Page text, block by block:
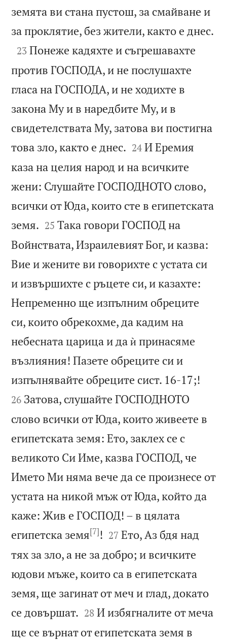
земята ви стана пустош, за смайване и
за проклятие, без жители, както е днес.

23 Понеже кадяхте и съгрешавахте
против ГОСПОДА, и не послушахте
гласа на ГОСПОДА, и не ходихте в
закона Му и в наредбите Му, и в
свидетелствата Му, затова ви постигна
това зло, както е днес. 

24 И Еремия
каза на целия народ и на всичките
жени: Слушайте ГОСПОДНОТО слово,
всички от Юда, които сте в египетската
земя. 

25 Така говори ГОСПОД на
Войнствата, Израилевият Бог, и казва:
Вие и жените ви говорихте с устата си
и извършихте с ръцете си, и казахте:
Непременно ще изпълним обреците
си, които обрекохме, да кадим на
небесната царица и да ѝ принасяме
възлияния! Пазете обреците си и
изпълнявайте обреците сист. 16-17;!
26 Затова, слушайте ГОСПОДНОТО
слово всички от Юда, които живеете в
египетската земя: Ето, заклех се с
великото Си Име, казва ГОСПОД, че
Името Ми няма вече да се произнесе от
устата на никой мъж от Юда, който да
каже: Жив е ГОСПОД! – в цялата
египетска земя[7]! 

27 Ето, Аз бдя над
тях за зло, а не за добро; и всичките
юдови мъже, които са в египетската
земя, ще загинат от меч и глад, докато
се довършат. 

28 И избягналите от меча
ще се върнат от египетската земя в